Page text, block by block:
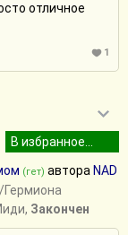
отличное
1
(гет) автора NAD
Гермиона
Закончен